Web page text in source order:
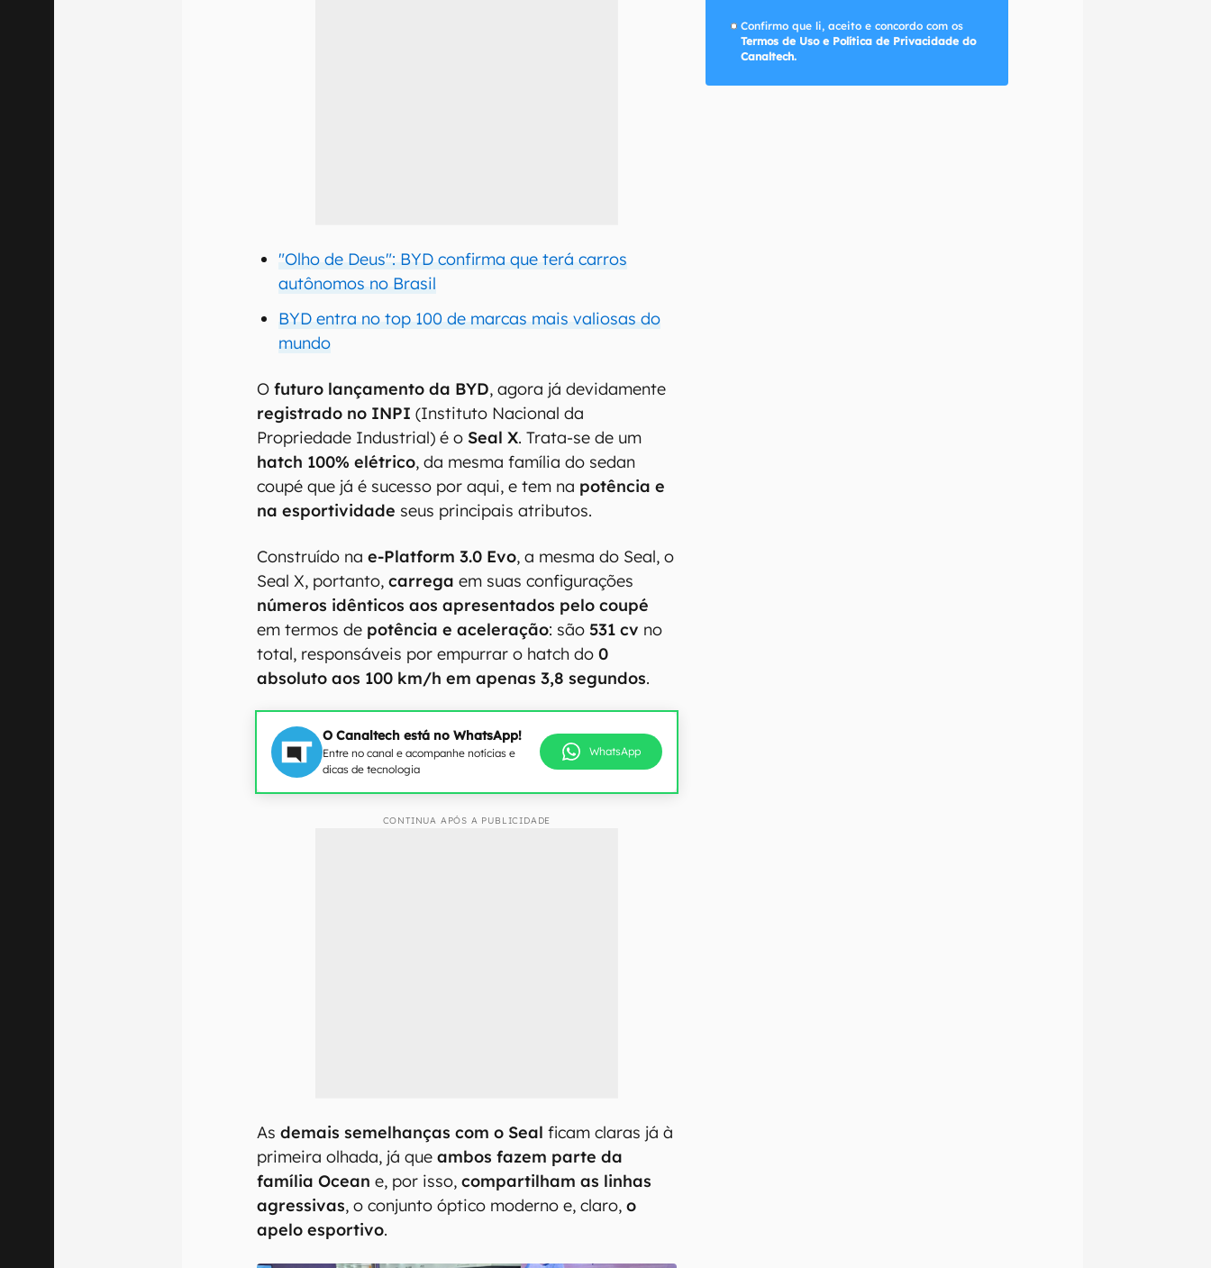
"Olho de Deus": BYD confirma que terá carros
autônomos no Brasil
BYD entra no top 100 de marcas mais valiosas do
mundo
Ofuturo lançamento da BYD, agora já devidamente
registrado no INPI (Instituto Nacional da
Propriedade Industrial) é o Seal X. Trata-se de um
hatch 100% elétrico, da mesma família do sedan
coupé que já é sucesso por aqui, e tem na potência e
na esportividade seus principais atributos.
Construído nae-Platform 3.0 Evo, a mesma do Seal, o
Seal X, portanto,carrega em suas configurações
números idênticos aos apresentados pelo coupé
em termos de potência e aceleração: são 531 cv no
total, responsáveis por empurrar o hatch do0
absoluto aos 100 km/h em apenas 3,8 segundos.
O Canaltech está no WhatsApp!
Entre no canal e acompanhe notícias e
dicas de tecnologia
WhatsApp
CONTINUA APÓS A PUBLICIDADE
Asdemais semelhanças com o Seal ficam claras já à
primeira olhada, já queambos fazem parte da
família Ocean e, por isso,compartilham as linhas
agressivas, o conjunto óptico moderno e, claro,o
apelo esportivo.
Confirmo que li, aceito e concordo com os
Termos de Uso e Política de Privacidade do
Canaltech.